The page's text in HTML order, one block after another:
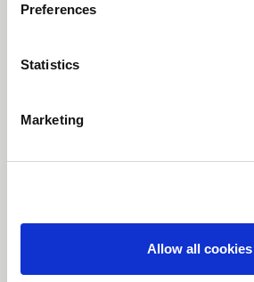
Preferences
Statistics
Marketing
Allow all cookies